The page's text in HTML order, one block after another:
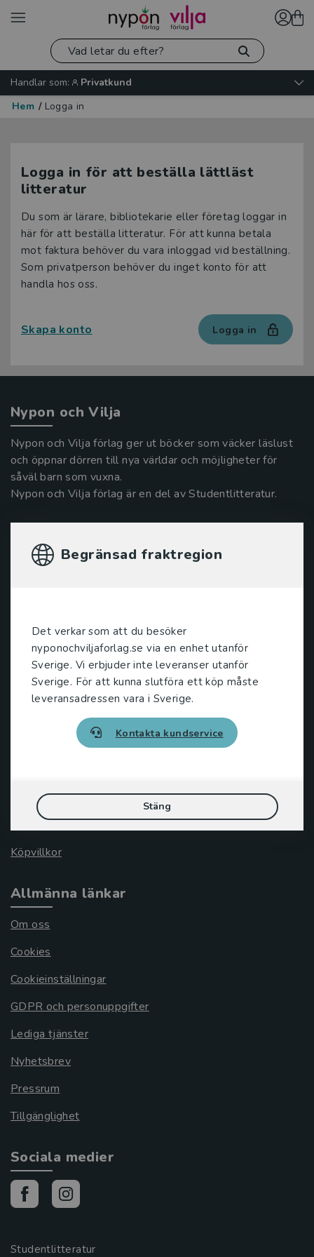
Begränsad fraktregion
Det verkar som att du besöker
nyponochviljaforlag.se via en enhet utanför
Sverige. Vi erbjuder inte leveranser utanför
Sverige. För att kunna slutföra ett köp måste
leveransadressen vara i Sverige.
Kontakta kundservice
Stäng
Handlar som:
Privatkund
Hem / Logga in
Logga in för att beställa lättläst
litteratur
Du som är lärare, bibliotekarie eller företag loggar in
här för att beställa litteratur. För att kunna betala
mot faktura behöver du vara inloggad vid beställning.
Som privatperson behöver du inget konto för att
handla hos oss.
Skapa konto Logga in
Nypon och Vilja
Nypon och Vilja förlag ger ut böcker som väcker läslust
och öppnar dörren till nya världar och möjligheter för
såväl barn som vuxna.
Nypon och Vilja förlag är en del av Studentlitteratur.
Kontakta oss
221 00 Lund
Besöksadress:
Åkergränden 1
226 60 Lund
Kundservice
046-31 21 00
Frågor och svar
Köpvillkor
Allmänna länkar
Om oss
Cookies
Cookieinställningar
GDPR och personuppgifter
Lediga tjänster
Nyhetsbrev
Pressrum
Tillgänglighet
Sociala medier
Studentlitteratur